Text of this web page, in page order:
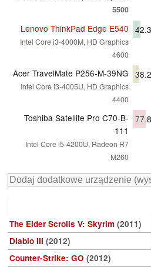
5500
Lenovo ThinkPad Edge E540
Intel Core i3-4000M, HD Graphics
4600
42.3
Acer TravelMate P256-M-39NG
Intel Core i3-4005U, HD Graphics
4400
38.2
Toshiba Satellite Pro C70-B-
111
Intel Core i5-4200U, Radeon R7
M260
77.8
The Elder Scrolls V: Skyrim (2011)
Diablo III (2012)
Counter-Strike: GO (2012)